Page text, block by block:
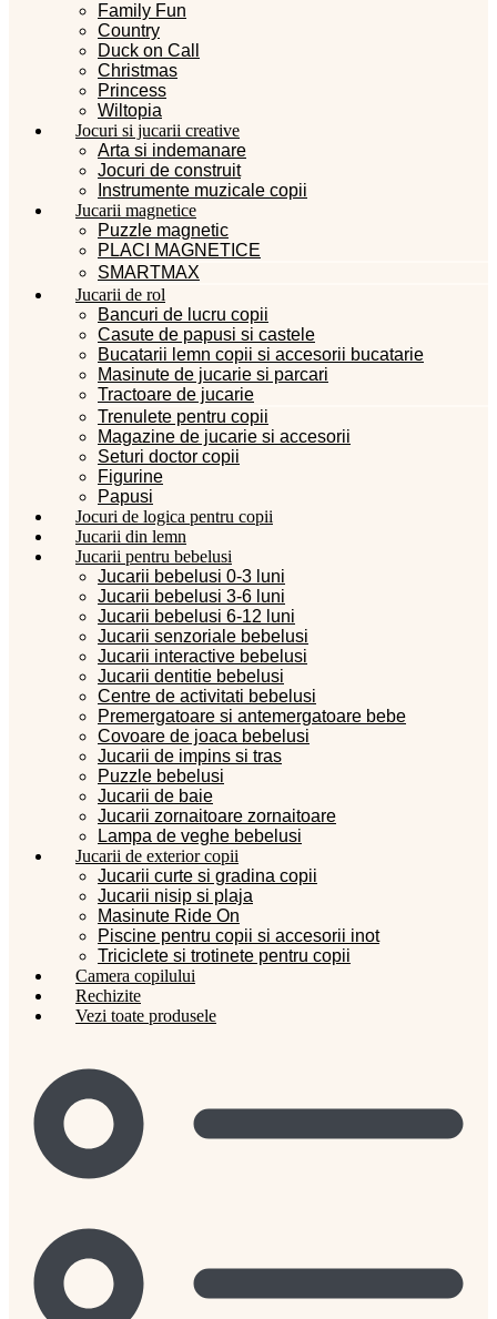
Family Fun
Country
Duck on Call
Christmas
Princess
Wiltopia
Jocuri si jucarii creative
Arta si indemanare
Jocuri de construit
Instrumente muzicale copii
Jucarii magnetice
Puzzle magnetic
PLACI MAGNETICE
SMARTMAX
Jucarii de rol
Bancuri de lucru copii
Casute de papusi si castele
Bucatarii lemn copii si accesorii bucatarie
Masinute de jucarie si parcari
Tractoare de jucarie
Trenulete pentru copii
Magazine de jucarie si accesorii
Seturi doctor copii
Figurine
Papusi
Jocuri de logica pentru copii
Jucarii din lemn
Jucarii pentru bebelusi
Jucarii bebelusi 0-3 luni
Jucarii bebelusi 3-6 luni
Jucarii bebelusi 6-12 luni
Jucarii senzoriale bebelusi
Jucarii interactive bebelusi
Jucarii dentitie bebelusi
Centre de activitati bebelusi
Premergatoare si antemergatoare bebe
Covoare de joaca bebelusi
Jucarii de impins si tras
Puzzle bebelusi
Jucarii de baie
Jucarii zornaitoare zornaitoare
Lampa de veghe bebelusi
Jucarii de exterior copii
Jucarii curte si gradina copii
Jucarii nisip si plaja
Masinute Ride On
Piscine pentru copii si accesorii inot
Triciclete si trotinete pentru copii
Camera copilului
Rechizite
Vezi toate produsele